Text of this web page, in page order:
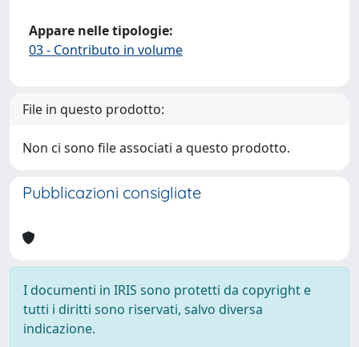
Appare nelle tipologie:
03 - Contributo in volume
File in questo prodotto:
Non ci sono file associati a questo prodotto.
Pubblicazioni consigliate
I documenti in IRIS sono protetti da copyright e
tutti i diritti sono riservati, salvo diversa
indicazione.